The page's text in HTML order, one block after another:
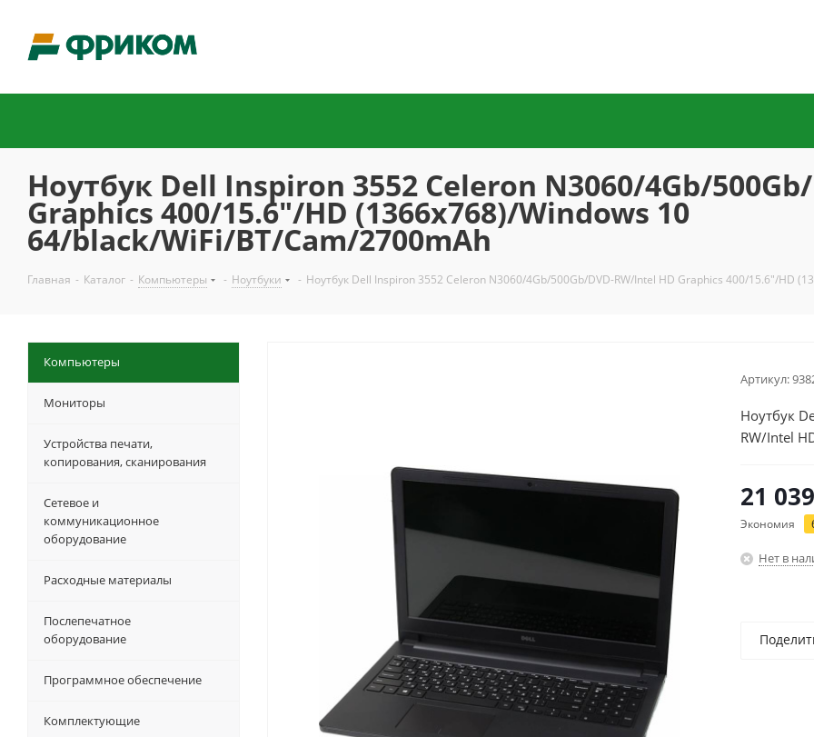
Ноутбук Dell Inspiron 3552 Celeron N3060/4Gb/
Graphics 400/15.6"/HD (1366x768)/Windows 10
64/black/WiFi/BT/Cam/2700mAh
Главная - Каталог - Компьютеры - Ноутбуки - Ноутбук Dell Inspiron 3552 Celeron N3060/4Gb/500Gb/DVD-RW/Intel HD Graphics 400/15.6"/HD
Артикул:
Ноутбук
RW/Intel
21 039
Экономия
Нет в
Компьютеры
Мониторы
Устройства печати,
копирования, сканирования
Сетевое и
коммуникационное
оборудование
Расходные материалы
Послепечатное
оборудование
Программное обеспечение
Комплектующие